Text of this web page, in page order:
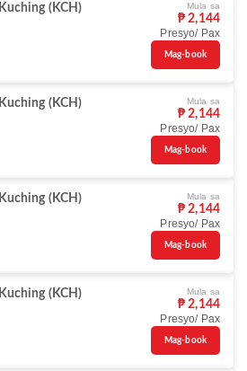
Kuching (KCH)
Mula sa
₱ 2,144
Presyo/ Pax
Mag-book
Kuching (KCH)
Mula sa
₱ 2,144
Presyo/ Pax
Mag-book
Kuching (KCH)
Mula sa
₱ 2,144
Presyo/ Pax
Mag-book
Kuching (KCH)
Mula sa
₱ 2,144
Presyo/ Pax
Mag-book